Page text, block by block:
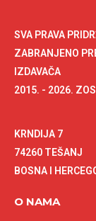
SVA PRAVA
ZABRANJENO
IZDAVAČA
2015. - 2026.
KRNDIJA 7
74260 TEŠANJ
BOSNA I
O NAMA